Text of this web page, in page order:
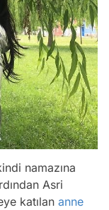
namazına
Asri
katılan anne